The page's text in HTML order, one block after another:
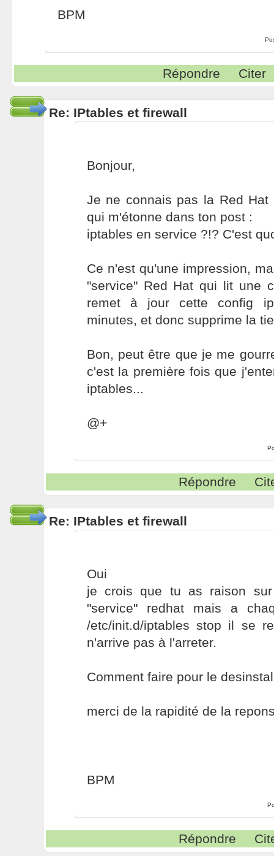
BPM
Répondre Citer
Re: IPtables et firewall
Bonjour,
Je ne connais pas la Red
qui m'étonne dans ton post :
iptables en service ?!? C'est
Ce n'est qu'une impression,
"service" Red Hat qui lit une
remet à jour cette config
minutes, et donc supprime la
Bon, peut être que je me
c'est la première fois que
iptables...
@+
Répondre
Re: IPtables et firewall
Oui
je crois que tu as raison
"service" redhat mais a
/etc/init.d/iptables stop il se
n'arrive pas à l'arreter.
Comment faire pour le
merci de la rapidité de la
BPM
Répondre